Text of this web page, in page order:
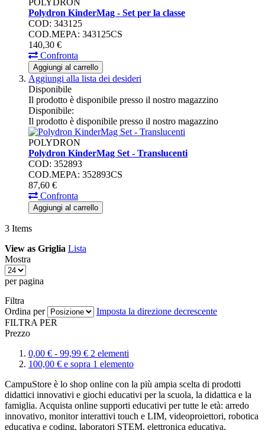
Polydron KinderMag - Set per la classe
COD: 343125
COD.MEPA: 343125CS
140,30 €
Confronta
Aggiungi al carrello
Aggiungi alla lista dei desideri
Disponibile
Il prodotto è disponibile presso il nostro magazzino
Disponibile:
Il prodotto è disponibile presso il nostro magazzino
POLYDRON
Polydron KinderMag Set - Translucenti
COD: 352893
COD.MEPA: 352893CS
87,60 €
Confronta
Aggiungi al carrello
3 Items
View as Griglia Lista
Mostra
per pagina
Filtra
Ordina per
Imposta la direzione decrescente
FILTRA PER
Prezzo
0,00 € - 99,99 € 2 elementi
100,00 € e sopra 1 elemento
CampuStore è lo shop online con la più ampia scelta di prodotti
didattici innovativi e giochi educativi per la scuola, la didattica e la
famiglia. Acquista online supporti educativi per tutte le età: arredo
innovativo, monitor interattivi touch e LIM, videoproiettori, robotica
educativa e coding, laboratori STEM, elettronica educativa,